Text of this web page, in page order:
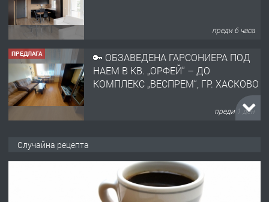
преди 6 часа
ПРЕДЛАГА
🔑 ОБЗАВЕДЕНА ГАРСОНИЕРА ПОД
НАЕМ В КВ. „ОРФЕЙ“ – ДО
КОМПЛЕКС „ВЕСПРЕМ“, ГР. ХАСКОВО
преди 1 ден
АПАРТАМЕНТ В ЦЕНТЪРА НА ГР.
ХАСКОВО
Случайна рецепта